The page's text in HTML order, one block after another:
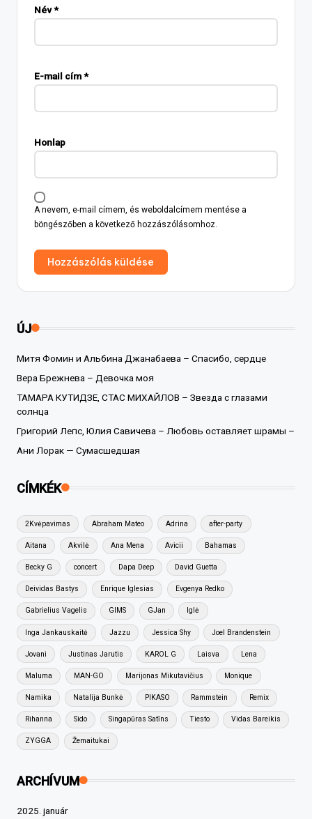
Név*
E-mail cím*
Honlap
A nevem, e-mail címem, és weboldalcímem mentése a
böngészőben a következő hozzászólásomhoz.
ÚJ
Митя Фомин и Альбина Джанабаева – Спасибо, сердце
Вера Брежнева – Девочка моя
ТАМАРА КУТИДЗЕ, СТАС МИХАЙЛОВ – Звезда с глазами
солнца
Григорий Лепс, Юлия Савичева – Любовь оставляет шрамы –
Ани Лорак — Сумасшедшая
CÍMKÉK
2Kvėpavimas Abraham Mateo Adrina after-party
Aitana Akvilė Ana Mena Avicii Bahamas
Becky G concert Dapa Deep David Guetta
Deividas Bastys Enrique Iglesias Evgenya Redko
Gabrielius Vagelis GIMS GJan Iglė
Inga Jankauskaitė Jazzu Jessica Shy Joel Brandenstein
Jovani Justinas Jarutis KAROL G Laisva Lena
Maluma MAN-GO Marijonas Mikutavičius Monique
Namika Natalija Bunkė PIKASO Rammstein Remix
Rihanna Sido Singapūras Satīns Tiesto Vidas Bareikis
ZYGGA Žemaitukai
ARCHÍVUM
2025. január